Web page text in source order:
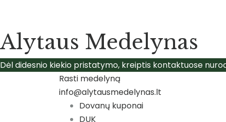
Alytaus Medelynas
Dėl didesnio kiekio pristatymo, kreiptis kontaktuose
Rasti medelyną
info@alytausmedelynas.lt
Dovanų kuponai
DUK